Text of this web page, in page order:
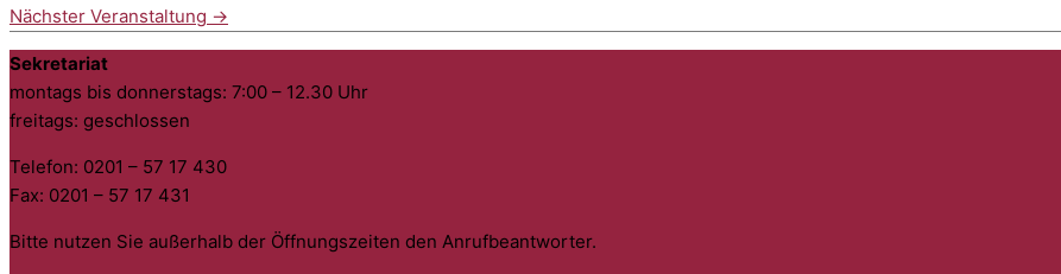
Nächster Veranstaltung →
Sekretariat
montags bis donnerstags: 7:00 – 12.30 Uhr
freitags: geschlossen
Telefon: 0201 – 57 17 430
Fax: 0201 – 57 17 431
Bitte nutzen Sie außerhalb der Öffnungszeiten den Anrufbeantworter.